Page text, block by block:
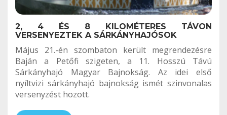
2, 4 ÉS 8 KILOMÉTERES TÁVON
VERSENYEZTEK A SÁRKÁNYHAJÓSOK
Május 21.-én szombaton került megrendezésre
Baján a Petőfi szigeten, a 11. Hosszú Távú
Sárkányhajó Magyar Bajnokság. Az idei első
nyíltvizi sárkányhajó bajnokság ismét szinvonalas
versenyzést hozott.